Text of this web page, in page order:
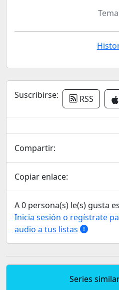
Suscribirse: RSS
Compartir:
Copiar enlace:
A 0 persona(s) le(s) gusta
Inicia sesión o regístrate
audio a tus listas
Series